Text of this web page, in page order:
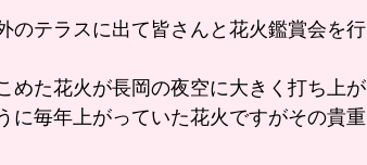
のテラスに出て皆さんと花火鑑賞会を行
めた花火が長岡の夜空に大きく打ち上が
に毎年上がっていた花火ですがその貴